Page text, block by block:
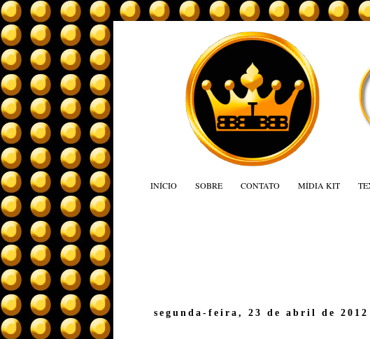
INÍCIO SOBRE CONTATO MÍDIA KIT
segunda-feira, 23 de abril de 2012